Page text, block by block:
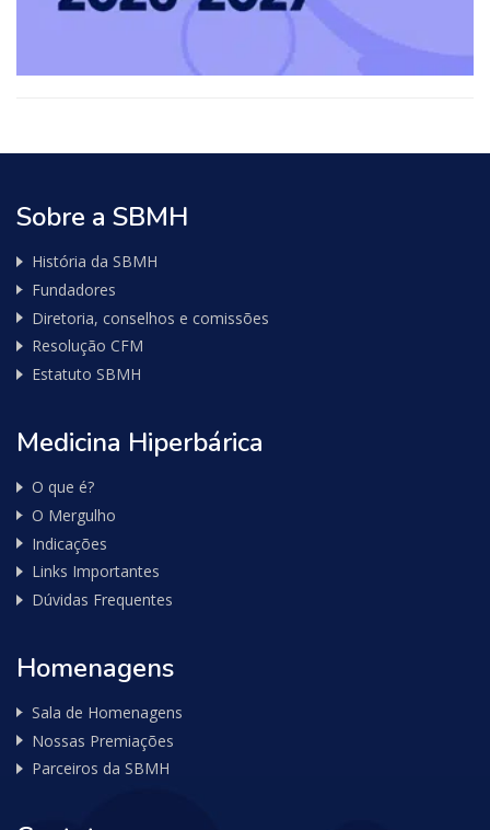
Sobre a SBMH
História da SBMH
Fundadores
Diretoria, conselhos e comissões
Resolução CFM
Estatuto SBMH
Medicina Hiperbárica
O que é?
O Mergulho
Indicações
Links Importantes
Dúvidas Frequentes
Homenagens
Sala de Homenagens
Nossas Premiações
Parceiros da SBMH